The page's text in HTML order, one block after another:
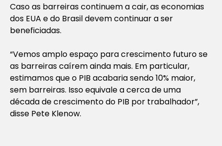
Caso as barreiras continuem a cair, as economias
dos EUA e do Brasil devem continuar a ser
beneficiadas.
“Vemos amplo espaço para crescimento futuro se
as barreiras caírem ainda mais. Em particular,
estimamos que o PIB acabaria sendo 10% maior,
sem barreiras. Isso equivale a cerca de uma
década de crescimento do PIB por trabalhador”,
disse Pete Klenow.